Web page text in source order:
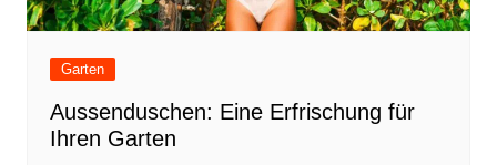
Garten
Aussenduschen: Eine Erfrischung für
Ihren Garten